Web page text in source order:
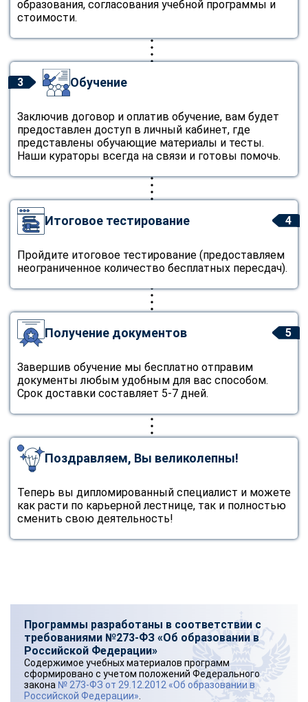
образования, согласования учебной программы и
стоимости.
3 Обучение
Заключив договор и оплатив обучение, вам будет
предоставлен доступ в личный кабинет, где
представлены обучающие материалы и тесты.
Наши кураторы всегда на связи и готовы помочь.
4
Итоговое тестирование
Пройдите итоговое тестирование (предоставляем
неограниченное количество бесплатных пересдач).
5
Получение документов
Завершив обучение мы бесплатно отправим
документы любым удобным для вас способом.
Срок доставки составляет 5-7 дней.
Поздравляем, Вы великолепны!
Теперь вы дипломированный специалист и можете
как расти по карьерной лестнице, так и полностью
сменить свою деятельность!
Программы разработаны в соответствии с
требованиями №273-ФЗ «Об образовании в
Российской Федерации»
Содержимое учебных материалов программ
сформировано с учетом положений Федерального
закона № 273-ФЗ от 29.12.2012 «Об образовании в
Российской Федерации»